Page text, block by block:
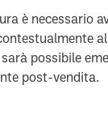
è necessario
possibile
post-vendita.